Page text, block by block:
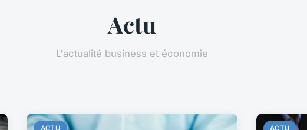
Actu
L'actualité business et économie
ACTU ACTU